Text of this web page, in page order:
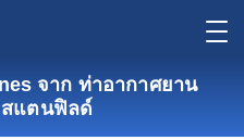
จาก ท่าอากาศยาน
แตนฟิลด์